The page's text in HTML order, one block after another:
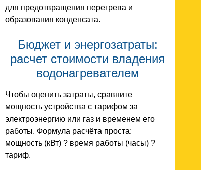
для предотвращения перегрева и
образования конденсата.
Бюджет и энергозатраты:
расчет стоимости владения
водонагревателем
Чтобы оценить затраты, сравните
мощность устройства с тарифом за
электроэнергию или газ и временем его
работы. Формула расчёта проста:
мощность (кВт) ? время работы (часы) ?
тариф.